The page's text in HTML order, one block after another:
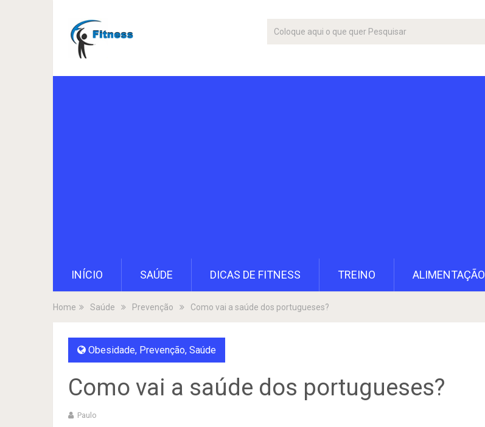
INÍCIO SAÚDE DICAS DE FITNESS TREINO ALIMENTAÇÃO
Home Saúde Prevenção Como vai a saúde dos portugueses?
Obesidade, Prevenção, Saúde
Como vai a saúde dos portugueses?
Paulo